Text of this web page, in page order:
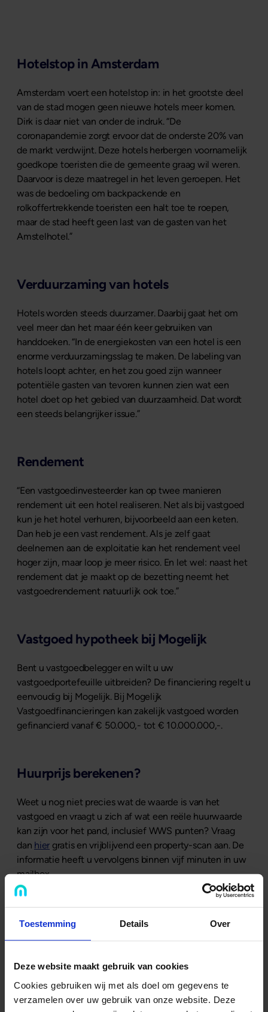
Toestemming Details Over
Deze website maakt gebruik van cookies
Cookies gebruiken wij met als doel om gegevens te
verzamelen over uw gebruik van onze website. Deze
Hotelstop in Amsterdam
Amsterdam voert een hotelstop in: in het grootste deel
van de stad mogen geen nieuwe hotels meer komen.
Dirk is daar niet van onder de indruk. “De
coronapandemie zorgt ervoor dat de onderste 20% van
de markt verdwijnt. Deze hotels herbergen voornamelijk
goedkope toeristen die de gemeente graag wil weren.
Daarvoor is deze maatregel in het leven geroepen. Het
was de bedoeling om backpackende en
rolkoffertrekkende toeristen een halt toe te roepen,
maar de stad heeft geen last van de gasten van het
Amstelhotel.”
Verduurzaming van hotels
Hotels worden steeds duurzamer. Daarbij gaat het om
veel meer dan het maar één keer gebruiken van
handdoeken. “In de energiekosten van een hotel is een
enorme verduurzamingsslag te maken. De labeling van
hotels loopt achter, en het zou goed zijn wanneer
potentiële gasten van tevoren kunnen zien wat een
hotel doet op het gebied van duurzaamheid. Dat wordt
een steeds belangrijker issue.”
Rendement
“Een vastgoedinvesteerder kan op twee manieren
rendement uit een hotel realiseren. Net als bij vastgoed
kun je het hotel verhuren, bijvoorbeeld aan een keten.
Dan heb je een vast rendement. Als je zelf gaat
deelnemen aan de exploitatie kan het rendement veel
hoger zijn, maar loop je meer risico. En let wel: naast het
rendement dat je maakt op de bezetting neemt het
vastgoedrendement natuurlijk ook toe.”
Vastgoed hypotheek bij Mogelijk
Bent u vastgoedbelegger en wilt u uw
vastgoedportefeuille uitbreiden? De financiering regelt u
eenvoudig bij Mogelijk. Bij Mogelijk
Vastgoedfinancieringen kan zakelijk vastgoed worden
gefinancierd vanaf € 50.000,- tot € 10.000.000,-.
Huurprijs berekenen?
Weet u nog niet precies wat de waarde is van het
vastgoed en vraagt u zich af wat een reële huurwaarde
kan zijn voor het pand, inclusief WWS punten? Vraag
dan hier gratis en vrijblijvend een property-scan aan. De
informatie heeft u vervolgens binnen vijf minuten in uw
mailbox.
Laat u ook inspireren door...